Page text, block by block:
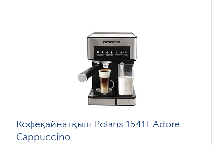
Кофеқайнатқыш Polaris 1541E Adore
Cappuccino